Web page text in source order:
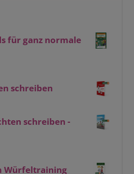
für ganz normale
schreiben
schreiben -
Würfeltraining